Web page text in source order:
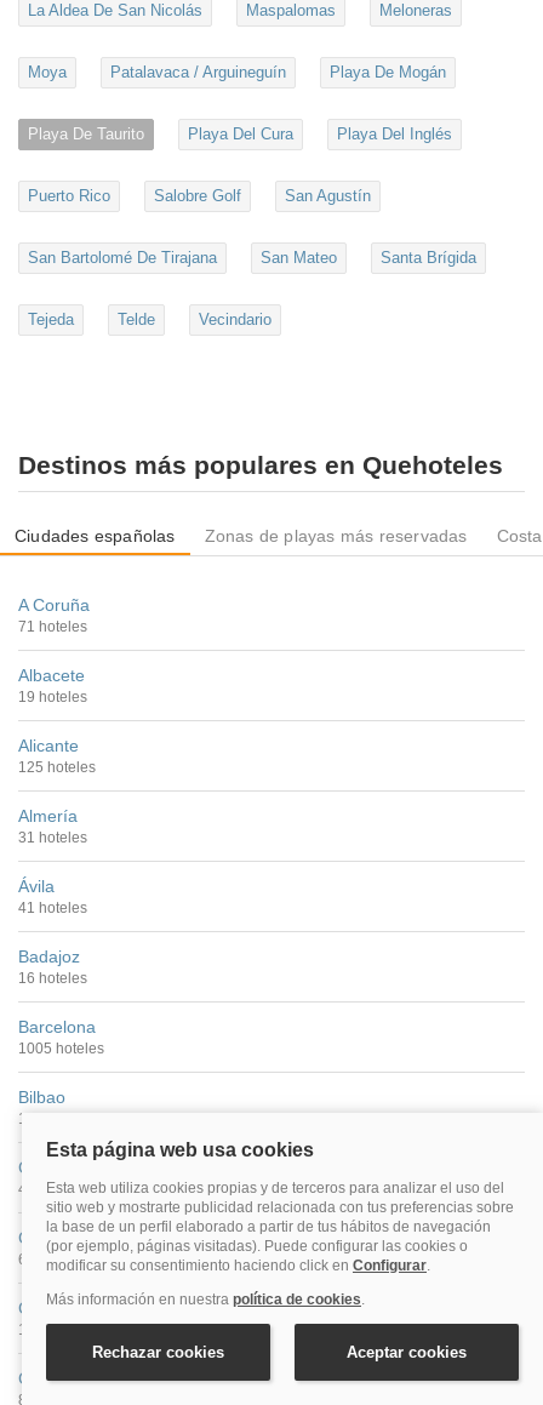
La Aldea De San Nicolás Maspalomas Meloneras
Moya Patalavaca / Arguineguín Playa De Mogán
Playa De Taurito Playa Del Cura Playa Del Inglés
Puerto Rico Salobre Golf San Agustín
San Bartolomé De Tirajana San Mateo Santa Brígida
Tejeda Telde Vecindario
Destinos más populares en Quehoteles
Ciudades españolas Zonas de playas más reservadas
A Coruña
71 hoteles
Albacete
19 hoteles
Alicante
125 hoteles
Almería
31 hoteles
Ávila
41 hoteles
Badajoz
16 hoteles
Barcelona
1005 hoteles
Bilbao
115 hoteles
Cáceres
40 hoteles
Cádiz
68 hoteles
Castellón De La Plana
16 hoteles
Ceuta
8 hoteles